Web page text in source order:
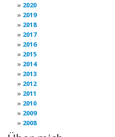
2020
2019
2018
2017
2016
2015
2014
2013
2012
2011
2010
2009
2008